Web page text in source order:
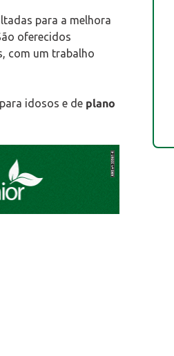
para a melhora
oferecidos
com um trabalho
para idosos e de plano